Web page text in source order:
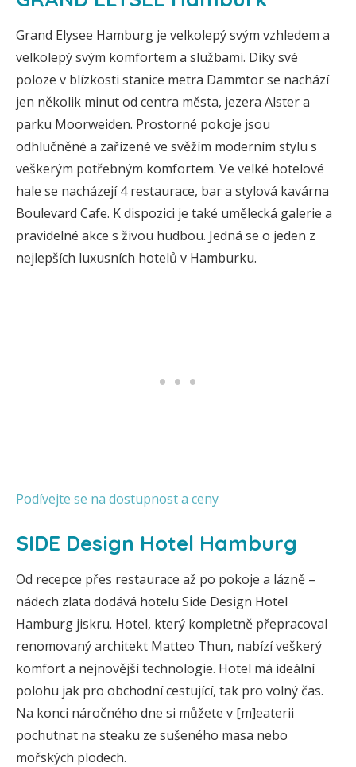
Grand Elysee Hamburg je velkolepý svým vzhledem a
velkolepý svým komfortem a službami. Díky své
poloze v blízkosti stanice metra Dammtor se nachází
jen několik minut od centra města, jezera Alster a
parku Moorweiden. Prostorné pokoje jsou
odhlučněné a zařízené ve svěžím moderním stylu s
veškerým potřebným komfortem. Ve velké hotelové
hale se nacházejí 4 restaurace, bar a stylová kavárna
Boulevard Cafe. K dispozici je také umělecká galerie a
pravidelné akce s živou hudbou. Jedná se o jeden z
nejlepších luxusních hotelů v Hamburku.
Podívejte se na dostupnost a ceny
SIDE Design Hotel Hamburg
Od recepce přes restaurace až po pokoje a lázně –
nádech zlata dodává hotelu Side Design Hotel
Hamburg jiskru. Hotel, který kompletně přepracoval
renomovaný architekt Matteo Thun, nabízí veškerý
komfort a nejnovější technologie. Hotel má ideální
polohu jak pro obchodní cestující, tak pro volný čas.
Na konci náročného dne si můžete v [m]eaterii
pochutnat na steaku ze sušeného masa nebo
mořských plodech.